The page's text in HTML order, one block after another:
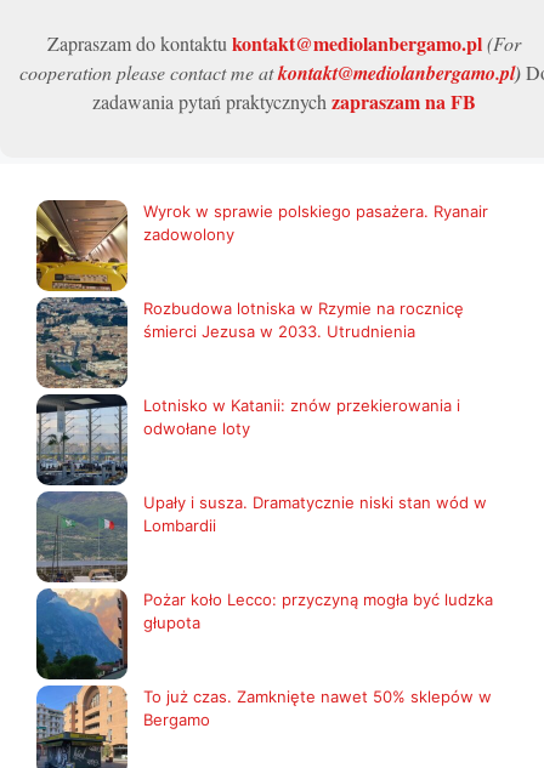
Zapraszam do kontaktu kontakt@mediolanbergamo.pl(For
cooperation please contact me atkontakt@mediolanbergamo.pl)
zadawania pytań praktycznych zapraszam na FB
Wyrok w sprawie polskiego pasażera. Ryanair
zadowolony
Rozbudowa lotniska w Rzymie na rocznicę
śmierci Jezusa w 2033. Utrudnienia
Lotnisko w Katanii: znów przekierowania i
odwołane loty
Upały i susza. Dramatycznie niski stan wód w
Lombardii
Pożar koło Lecco: przyczyną mogła być ludzka
głupota
To już czas. Zamknięte nawet 50% sklepów w
Bergamo